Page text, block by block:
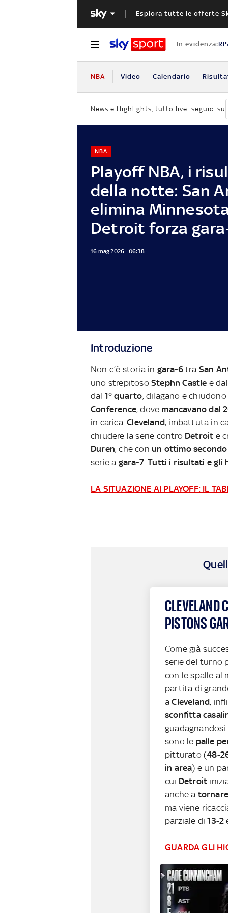
Esplora tutte le offerte
In evidenza:
NBA Video Calendario
News e Highlights, tutto live: seguici su
Playoff NBA, i
della notte: San
elimina
Detroit forza
NBA
16 mag 2026 - 06:38
Introduzione
Non c’è storia in gara-6tra San
uno strepitoso Stephn Castle e
dal 1° quarto, dilagano e
Conference, dove mancavano dal
in carica.Cleveland, imbattuta in
chiudere la serie contro Detroit e
Duren, che con un ottimo
serie a gara-7.Tutti i risultati e gli
LA SITUAZIONE AI PLAYOFF: IL
CLEVELAND
PISTONS
Come già
serie del turno
con le spalle al
partita di
aCleveland,
sconfitta
guadagnandosi
sono le palle
pitturato (48-
in area) e un
cui Detroit
anche a
ma viene
parziale di13-2
GUARDA GLI